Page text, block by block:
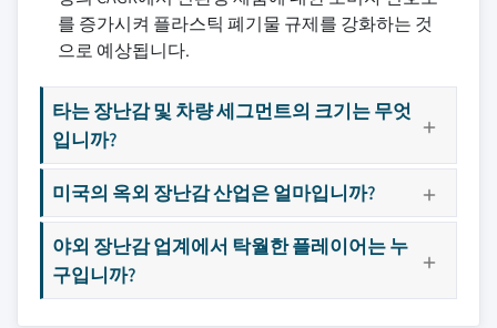
를 증가시켜 플라스틱 폐기물 규제를 강화하는 것
으로 예상됩니다.
타는 장난감 및 차량 세그먼트의 크기는 무엇
입니까?
미국의 옥외 장난감 산업은 얼마입니까?
야외 장난감 업계에서 탁월한 플레이어는 누
구입니까?